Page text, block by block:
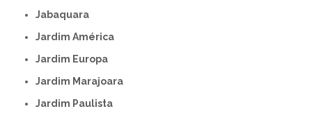
Jabaquara
Jardim América
Jardim Europa
Jardim Marajoara
Jardim Paulista